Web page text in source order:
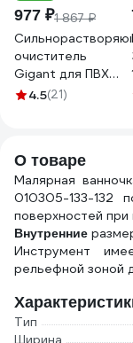
977 ₽1 867 ₽
очиститель
Gigant для ПВХ
1000 мл GPC-5
4.5(21)
О товаре
Малярная
010305-133-132
поверхностей при
Внутренние
Инструмент
рельефной зоной
Тип
Ширина